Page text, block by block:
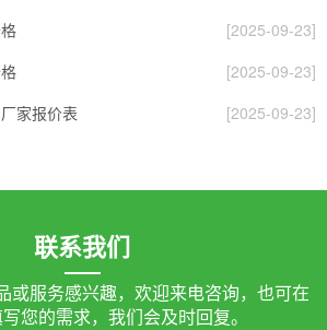
[2025-09-23]
[2025-09-23]
家报价表
[2025-09-23]
联系我们
或服务感兴趣，欢迎来电咨询，也可在
您的需求，我们会及时回复。